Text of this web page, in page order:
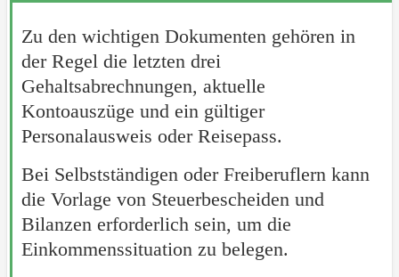
Zu den wichtigen Dokumenten gehören in
der Regel die letzten drei
Gehaltsabrechnungen, aktuelle
Kontoauszüge und ein gültiger
Personalausweis oder Reisepass.
Bei Selbstständigen oder Freiberuflern kann
die Vorlage von Steuerbescheiden und
Bilanzen erforderlich sein, um die
Einkommenssituation zu belegen.